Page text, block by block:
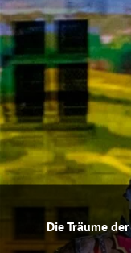
Die Träume